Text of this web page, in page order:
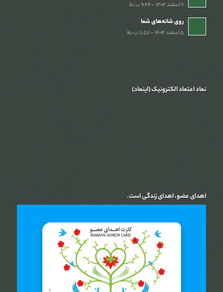
۶ اسفند ۱۴۰۴ - ۹:۴۴ ب٫ظ
روی شانه‌های شما
۵ اسفند ۱۴۰۴ - ۸:۵۷ ب٫ظ
نماد اعتماد الکترونیک (اینماد)
اهدای عضو، اهدای زندگی است.